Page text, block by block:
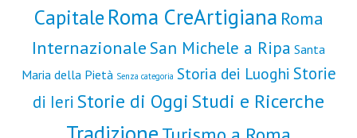
Capitale Roma CreArtigiana Roma
InternazionaleSan Michele a Ripa Santa
Maria della Pietà Senza categoria Storia dei Luoghi Storie
di Ieri Storie di Oggi Studi e Ricerche